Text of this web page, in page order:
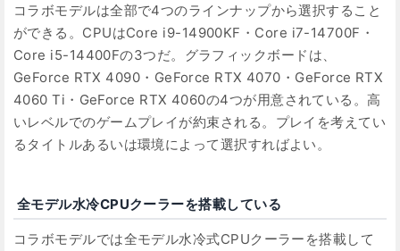
コラボモデルは全部で4つのラインナップから選択すること
ができる。CPUはCore i9-14900KF・Core i7-14700F・
Core i5-14400Fの3つだ。グラフィックボードは、
GeForce RTX 4090・GeForce RTX 4070・GeForce RTX
4060 Ti・GeForce RTX 4060の4つが用意されている。高
いレベルでのゲームプレイが約束される。プレイを考えてい
るタイトルあるいは環境によって選択すればよい。
全モデル水冷CPUクーラーを搭載している
コラボモデルでは全モデル水冷式CPUクーラーを搭載して